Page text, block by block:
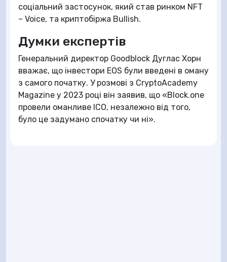
соціальний застосунок, який став ринком NFT
– Voice, та криптобіржа Bullish.
Думки експертів
Генеральний директор Goodblock Дуглас Хорн
вважає, що інвестори EOS були введені в оману
з самого початку. У розмові з CryptoAcademy
Magazine у 2023 році він заявив, що «Block.one
провели оманливе ICO, незалежно від того,
було це задумано спочатку чи ні».